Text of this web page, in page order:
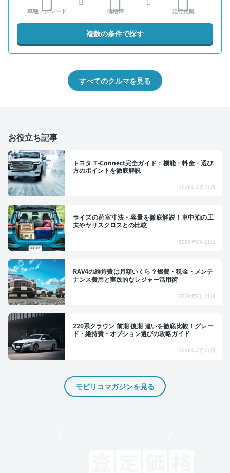
車種・グレード 価格帯 走行距離
複数の条件で探す
すべてのクルマを見る
お役立ち記事
トヨタ T-Connect完全ガイド：機能・料金・選び
方のポイントを徹底解説
2026年7月21日
ライズの荷室寸法・容量を徹底解説！車中泊の工
夫やヤリスクロスとの比較
2026年7月21日
RAV4の維持費は月額いくら？燃費・税金・メンテ
ナンス費用と実践的なレジャー活用術
2026年7月21日
220系クラウン 前期 後期 違いを徹底比較！グレー
ド・維持費・オプション選びの攻略ガイド
2026年7月21日
モビリコマガジンを見る